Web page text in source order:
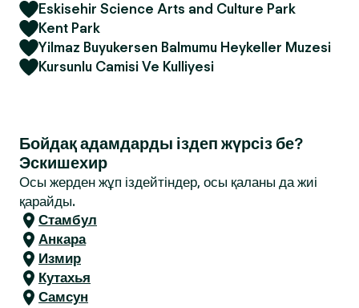
Eskisehir Science Arts and Culture Park
Kent Park
Yilmaz Buyukersen Balmumu Heykeller Muzesi
Kursunlu Camisi Ve Kulliyesi
Бойдақ адамдарды іздеп жүрсіз бе?
Эскишехир
Осы жерден жұп іздейтіндер, осы қаланы да жиі
қарайды.
Стамбул
Анкара
Измир
Кутахья
Самсун